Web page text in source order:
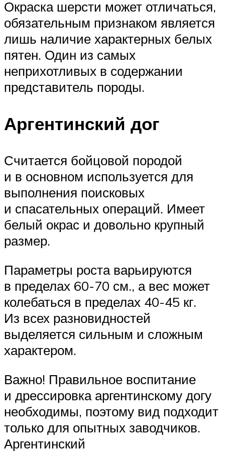
Окраска шерсти может отличаться,
обязательным признаком является
лишь наличие характерных белых
пятен. Один из самых
неприхотливых в содержании
представитель породы.
Аргентинский дог
Считается бойцовой породой
и в основном используется для
выполнения поисковых
и спасательных операций. Имеет
белый окрас и довольно крупный
размер.
Параметры роста варьируются
в пределах 60-70 см., а вес может
колебаться в пределах 40-45 кг.
Из всех разновидностей
выделяется сильным и сложным
характером.
Важно! Правильное воспитание
и дрессировка аргентинскому догу
необходимы, поэтому вид подходит
только для опытных заводчиков.
Аргентинский